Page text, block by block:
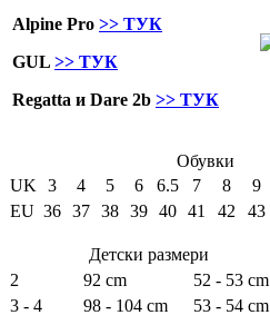
Alpine Pro >> ТУК
GUL >> ТУК
Regatta и Dare 2b >> ТУК
Обувки
UK
3 4 5 6 6.5 7 8 9
EU 36 37 38 39 40 41 42 43
Детски размери
2
92 cm
52 - 53 cm
3 - 4
98 - 104 cm
53 - 54 cm